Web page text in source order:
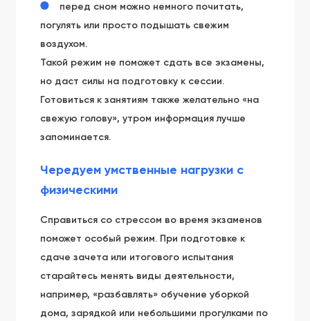
перед сном можно немного почитать,
погулять или просто подышать свежим
воздухом.
Такой режим не поможет сдать все экзамены,
но даст силы на подготовку к сессии.
Готовиться к занятиям также желательно «на
свежую голову», утром информация лучше
запоминается.
Чередуем умственные нагрузки с
физическими
Справиться со стрессом во время экзаменов
поможет особый режим. При подготовке к
сдаче зачета или итогового испытания
старайтесь менять виды деятельности,
например, «разбавлять» обучение уборкой
дома, зарядкой или небольшими прогулками по